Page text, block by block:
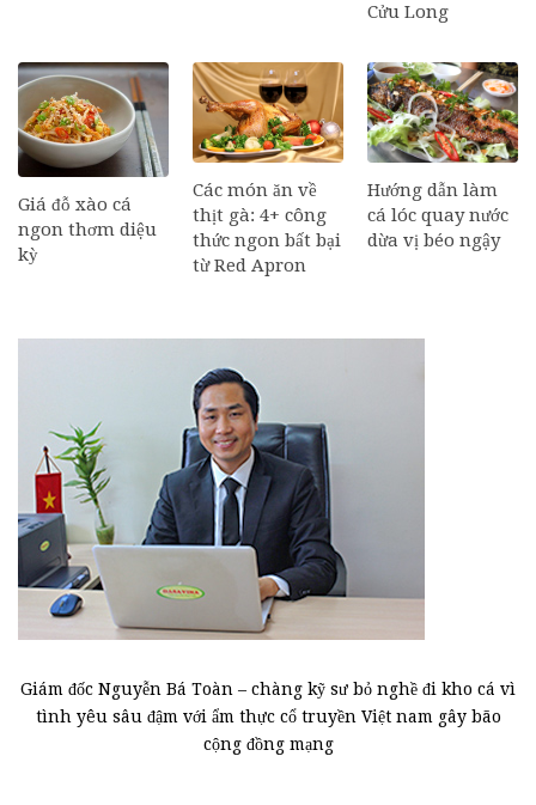
Cửu Long
Giá đỗ xào cá
ngon thơm diệu
kỳ
Các món ăn về
thịt gà: 4+ công
thức ngon bất bại
từ Red Apron
Hướng dẫn làm
cá lóc quay nước
dừa vị béo ngậy
Giám đốc Nguyễn Bá Toàn – chàng kỹ sư bỏ nghề đi kho cá vì
tình yêu sâu đậm với ẩm thực cổ truyền Việt nam gây bão
cộng đồng mạng